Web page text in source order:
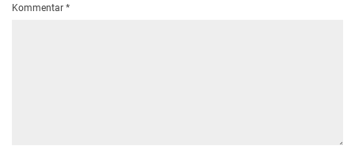
Kommentar *